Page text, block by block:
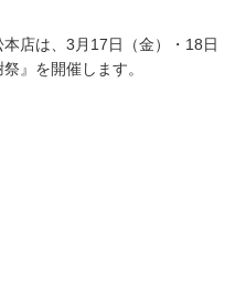
店は、3月17日（金）・18日
』を開催します。